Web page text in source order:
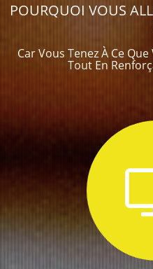
POURQUOI VOUS
Car Vous Tenez À Ce
Tout En